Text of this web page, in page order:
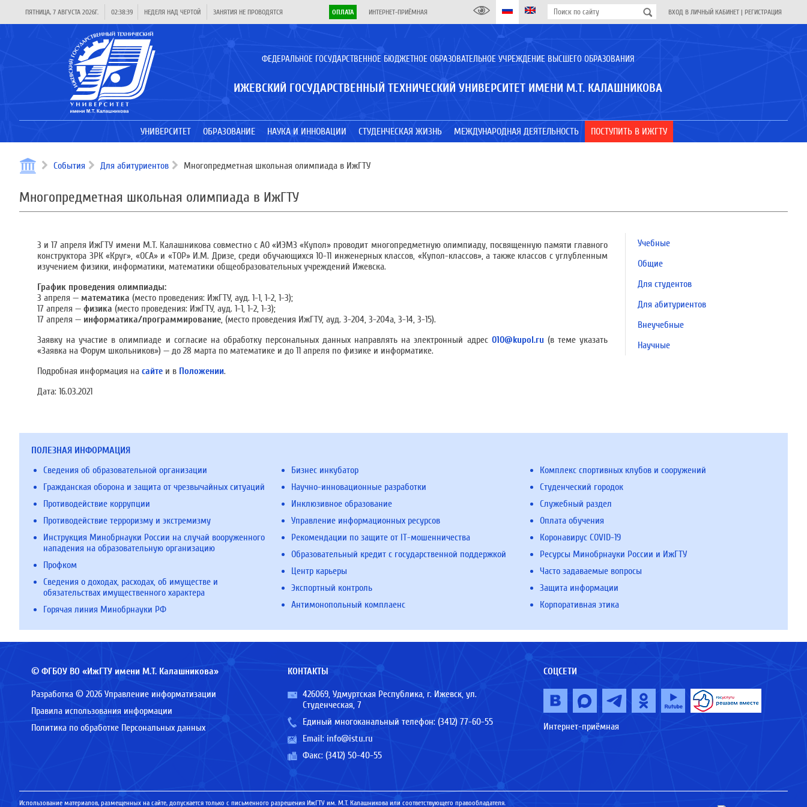
ПЯТНИЦА, 7 АВГУСТА 2026Г. 02:38:39 НЕДЕЛЯ НАД ЧЕРТОЙ ЗАНЯТИЯ НЕ ПРОВОДЯТСЯ ОПЛАТА ИНТЕРНЕТ-ПРИЁМНАЯ ВХОД В ЛИЧНЫЙ КАБИНЕТ | РЕГИСТРАЦИЯ
ФЕДЕРАЛЬНОЕ ГОСУДАРСТВЕННОЕ БЮДЖЕТНОЕ ОБРАЗОВАТЕЛЬНОЕ УЧРЕЖДЕНИЕ ВЫСШЕГО ОБРАЗОВАНИЯ
ИЖЕВСКИЙ ГОСУДАРСТВЕННЫЙ ТЕХНИЧЕСКИЙ УНИВЕРСИТЕТ ИМЕНИ М.Т. КАЛАШНИКОВА
УНИВЕРСИТЕТ ОБРАЗОВАНИЕ НАУКА И ИННОВАЦИИ СТУДЕНЧЕСКАЯ ЖИЗНЬ МЕЖДУНАРОДНАЯ ДЕЯТЕЛЬНОСТЬ ПОСТУПИТЬ В ИЖГТУ
События Для абитуриентов Многопредметная школьная олимпиада в ИжГТУ
Многопредметная школьная олимпиада в ИжГТУ
3 и 17 апреля ИжГТУ имени М.Т. Калашникова совместно с АО «ИЭМЗ «Купол» проводит многопредметную олимпиаду, посвященную памяти главного
конструктора ЗРК «Круг», «ОСА» и «ТОР» И.М. Дризе, среди обучающихся 10-11 инженерных классов, «Купол-классов», а также классов с углубленным
изучением физики, информатики, математики общеобразовательных учреждений Ижевска.
График проведения олимпиады:
3 апреля — математика (место проведения: ИжГТУ, ауд. 1-1, 1-2, 1-3);
17 апреля — физика (место проведения: ИжГТУ, ауд. 1-1, 1-2, 1-3);
17 апреля — информатика/программирование, (место проведения ИжГТУ, ауд. 3-204, 3-204а, 3-14, 3-15).
Заявку на участие в олимпиаде и согласие на обработку персональных данных направлять на электронный адрес 010@kupol.ru (в теме указать
«Заявка на Форум школьников») — до 28 марта по математике и до 11 апреля по физике и информатике.
Подробная информация на сайте и в Положении.
Дата: 16.03.2021
Учебные
Общие
Для студентов
Для абитуриентов
Внеучебные
Научные
ПОЛЕЗНАЯ ИНФОРМАЦИЯ
Сведения об образовательной организации
Гражданская оборона и защита от чрезвычайных ситуаций
Противодействие коррупции
Противодействие терроризму и экстремизму
Инструкция Минобрнауки России на случай вооруженного
нападения на образовательную организацию
Профком
Сведения о доходах, расходах, об имуществе и
обязательствах имущественного характера
Горячая линия Минобрнауки РФ
Бизнес инкубатор
Научно-инновационные разработки
Инклюзивное образование
Управление информационных ресурсов
Рекомендации по защите от IT-мошенничества
Образовательный кредит с государственной поддержкой
Центр карьеры
Экспортный контроль
Антимонопольный комплаенс
Комплекс спортивных клубов и сооружений
Студенческий городок
Служебный раздел
Оплата обучения
Коронавирус COVID-19
Ресурсы Минобрнауки России и ИжГТУ
Часто задаваемые вопросы
Защита информации
Корпоративная этика
© ФГБОУ ВО «ИжГТУ имени М.Т. Калашникова»
Разработка © 2026 Управление информатизации
Правила использования информации
Политика по обработке Персональных данных
КОНТАКТЫ
426069, Удмуртская Республика, г. Ижевск, ул.
Студенческая, 7
Единый многоканальный телефон: (3412) 77-60-55
Email: info@istu.ru
Факс: (3412) 50-40-55
СОЦСЕТИ
Интернет-приёмная
Использование материалов, размещенных на сайте, допускается только с письменного разрешения ИжГТУ им. М.Т. Калашникова или соответствующего правообладателя.